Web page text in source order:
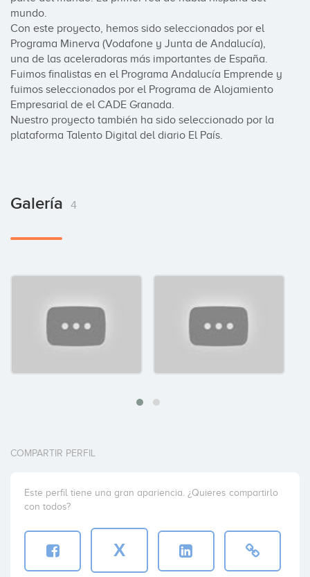
mundo.
Con este proyecto, hemos sido seleccionados por el
Programa Minerva (Vodafone y Junta de Andalucía),
una de las aceleradoras más importantes de España.
Fuimos finalistas en el Programa Andalucía Emprende y
fuimos seleccionados por el Programa de Alojamiento
Empresarial de el CADE Granada.
Nuestro proyecto también ha sido seleccionado por la
plataforma Talento Digital del diario El País.
Galería 4
COMPARTIR PERFIL
Este perfil tiene una gran apariencia. ¿Quieres compartirlo
con todos?
X